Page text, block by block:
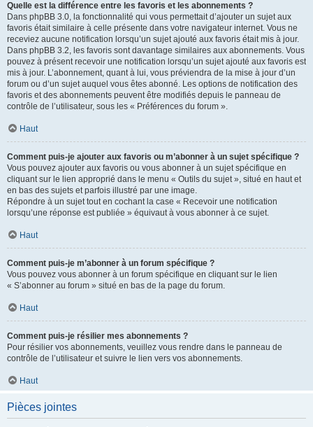
Quelle est la différence entre les favoris et les abonnements ?
Dans phpBB 3.0, la fonctionnalité qui vous permettait d’ajouter un sujet aux
favoris était similaire à celle présente dans votre navigateur internet. Vous ne
receviez aucune notification lorsqu’un sujet ajouté aux favoris était mis à jour.
Dans phpBB 3.2, les favoris sont davantage similaires aux abonnements. Vous
pouvez à présent recevoir une notification lorsqu’un sujet ajouté aux favoris est
mis à jour. L’abonnement, quant à lui, vous préviendra de la mise à jour d’un
forum ou d’un sujet auquel vous êtes abonné. Les options de notification des
favoris et des abonnements peuvent être modifiés depuis le panneau de
contrôle de l’utilisateur, sous les « Préférences du forum ».
Haut
Comment puis-je ajouter aux favoris ou m’abonner à un sujet spécifique ?
Vous pouvez ajouter aux favoris ou vous abonner à un sujet spécifique en
cliquant sur le lien approprié dans le menu « Outils du sujet », situé en haut et
en bas des sujets et parfois illustré par une image.
Répondre à un sujet tout en cochant la case « Recevoir une notification
lorsqu’une réponse est publiée » équivaut à vous abonner à ce sujet.
Haut
Comment puis-je m’abonner à un forum spécifique ?
Vous pouvez vous abonner à un forum spécifique en cliquant sur le lien
« S’abonner au forum » situé en bas de la page du forum.
Haut
Comment puis-je résilier mes abonnements ?
Pour résilier vos abonnements, veuillez vous rendre dans le panneau de
contrôle de l’utilisateur et suivre le lien vers vos abonnements.
Haut
Pièces jointes